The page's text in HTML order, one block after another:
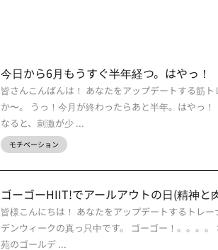
今日から6月もうすぐ半年経つ。はやっ！
皆さんこんばんは！ あなたをアップデートする筋
か〜。 うっ！今月が終わったらあと半年。はやっ
なると、刺激が少 ...
モチベーション
ゴーゴーHIIT!でアールアウトの日(精神と
皆様こんにちは！ あなたをアップデートするトレ
デンウィークの真っ只中です。 ゴーゴー！。。。
苑のゴールデ ...